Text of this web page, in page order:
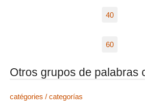
40
60
Otros grupos de palabras
catégories / categorías